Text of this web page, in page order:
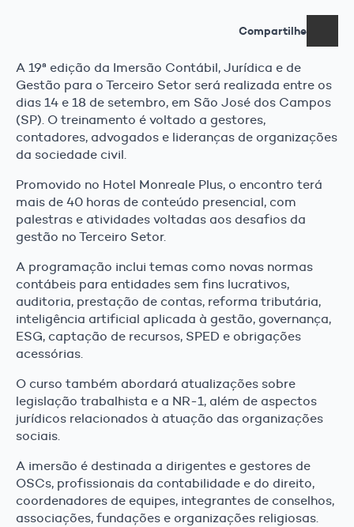
Compartilhe
A 19ª edição da Imersão Contábil, Jurídica e de
Gestão para o Terceiro Setor será realizada entre os
dias 14 e 18 de setembro, em São José dos Campos
(SP). O treinamento é voltado a gestores,
contadores, advogados e lideranças de organizações
da sociedade civil.
Promovido no Hotel Monreale Plus, o encontro terá
mais de 40 horas de conteúdo presencial, com
palestras e atividades voltadas aos desafios da
gestão no Terceiro Setor.
A programação inclui temas como novas normas
contábeis para entidades sem fins lucrativos,
auditoria, prestação de contas, reforma tributária,
inteligência artificial aplicada à gestão, governança,
ESG, captação de recursos, SPED e obrigações
acessórias.
O curso também abordará atualizações sobre
legislação trabalhista e a NR-1, além de aspectos
jurídicos relacionados à atuação das organizações
sociais.
A imersão é destinada a dirigentes e gestores de
OSCs, profissionais da contabilidade e do direito,
coordenadores de equipes, integrantes de conselhos,
associações, fundações e organizações religiosas.